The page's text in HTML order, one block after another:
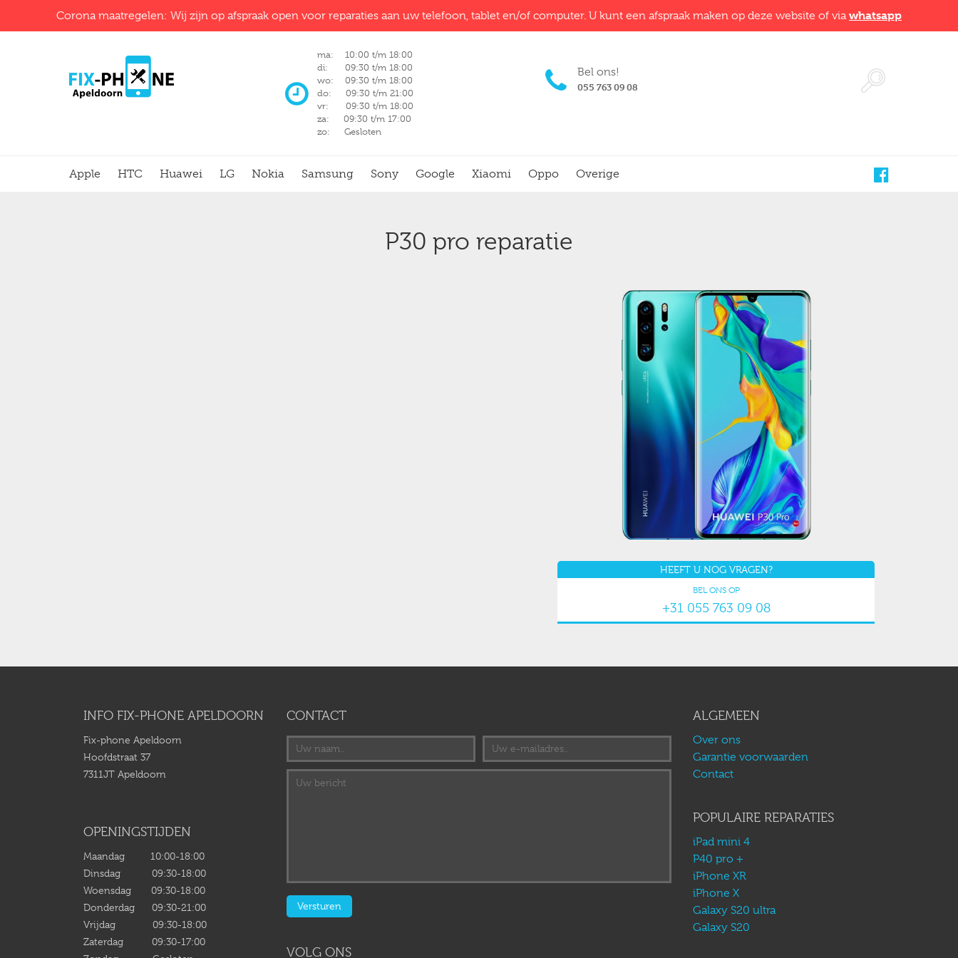
Corona maatregelen: Wij zijn op afspraak open voor reparaties aan uw telefoon, tablet en/of computer. U kunt een afspraak maken op deze website of viawhatsapp
ma: 10:00 t/m 18:00
di: 09:30 t/m 18:00
wo: 09:30 t/m 18:00
do: 09:30 t/m 21:00
vr: 09:30 t/m 18:00
za: 09:30 t/m 17:00
zo: Gesloten
Bel ons!
055 763 09 08
Apple HTC Huawei LG Nokia Samsung Sony Google Xiaomi Oppo Overige
P30 pro reparatie
HEEFT U NOG VRAGEN?
BEL ONS OP
+31 055 763 09 08
INFO FIX-PHONE APELDOORN
Fix-phone Apeldoorn
Hoofdstraat 37
7311JT Apeldoorn
OPENINGSTIJDEN
Maandag 10:00-18:00
Dinsdag 09:30-18:00
Woensdag 09:30-18:00
Donderdag 09:30-21:00
Vrijdag 09:30-18:00
Zaterdag 09:30-17:00
CONTACT
VOLG ONS
ALGEMEEN
Over ons
Garantie voorwaarden
Contact
POPULAIRE REPARATIES
iPad mini 4
P40 pro +
iPhone XR
iPhone X
Galaxy S20 ultra
Galaxy S20